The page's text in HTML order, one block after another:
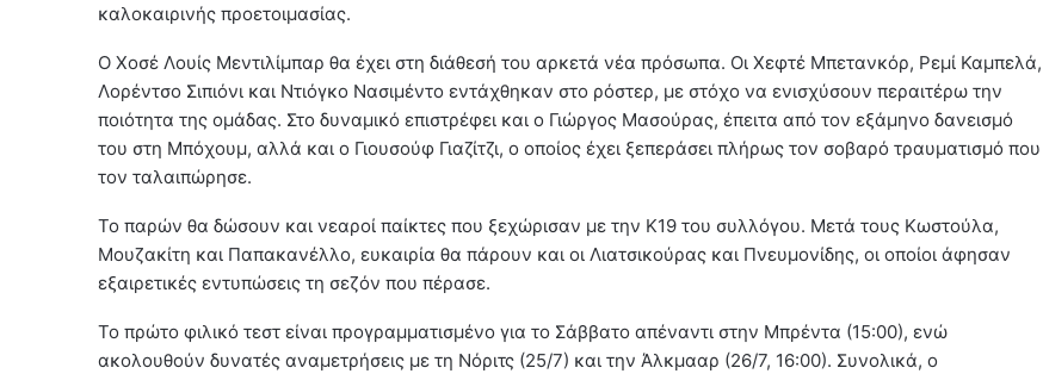
καλοκαιρινής προετοιμασίας.
Ο Χοσέ Λουίς Μεντιλίμπαρ θα έχει στη διάθεσή του αρκετά νέα πρόσωπα. Οι Χεφτέ Μπετανκόρ, Ρεμί Καμπελά,
Λορέντσο Σιπιόνι και Ντιόγκο Νασιμέντο εντάχθηκαν στο ρόστερ, με στόχο να ενισχύσουν περαιτέρω την
ποιότητα της ομάδας. Στο δυναμικό επιστρέφει και ο Γιώργος Μασούρας, έπειτα από τον εξάμηνο δανεισμό
του στη Μπόχουμ, αλλά και ο Γιουσούφ Γιαζίτζι, ο οποίος έχει ξεπεράσει πλήρως τον σοβαρό τραυματισμό που
τον ταλαιπώρησε.
Το παρών θα δώσουν και νεαροί παίκτες που ξεχώρισαν με την Κ19 του συλλόγου. Μετά τους Κωστούλα,
Μουζακίτη και Παπακανέλλο, ευκαιρία θα πάρουν και οι Λιατσικούρας και Πνευμονίδης, οι οποίοι άφησαν
εξαιρετικές εντυπώσεις τη σεζόν που πέρασε.
Το πρώτο φιλικό τεστ είναι προγραμματισμένο για το Σάββατο απέναντι στην Μπρέντα (15:00), ενώ
ακολουθούν δυνατές αναμετρήσεις με τη Νόριτς (25/7) και την Άλκμααρ (26/7, 16:00). Συνολικά, ο